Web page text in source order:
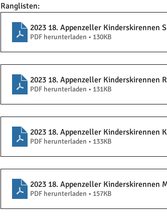
Ranglisten:
2023 18. Appenzeller Kinderskirennen
PDF herunterladen • 130KB
2023 18. Appenzeller Kinderskirennen
PDF herunterladen • 131KB
2023 18. Appenzeller Kinderskirennen
PDF herunterladen • 133KB
2023 18. Appenzeller Kinderskirennen
PDF herunterladen • 157KB